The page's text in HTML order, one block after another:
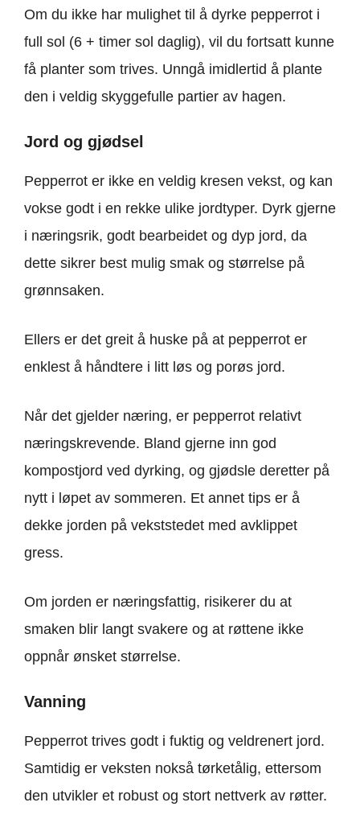
Om du ikke har mulighet til å dyrke pepperrot i
full sol (6 + timer sol daglig), vil du fortsatt kunne
få planter som trives. Unngå imidlertid å plante
den i veldig skyggefulle partier av hagen.
Jord og gjødsel
Pepperrot er ikke en veldig kresen vekst, og kan
vokse godt i en rekke ulike jordtyper. Dyrk gjerne
i næringsrik, godt bearbeidet og dyp jord, da
dette sikrer best mulig smak og størrelse på
grønnsaken.
Ellers er det greit å huske på at pepperrot er
enklest å håndtere i litt løs og porøs jord.
Når det gjelder næring, er pepperrot relativt
næringskrevende. Bland gjerne inn god
kompostjord ved dyrking, og gjødsle deretter på
nytt i løpet av sommeren. Et annet tips er å
dekke jorden på vekststedet med avklippet
gress.
Om jorden er næringsfattig, risikerer du at
smaken blir langt svakere og at røttene ikke
oppnår ønsket størrelse.
Vanning
Pepperrot trives godt i fuktig og veldrenert jord.
Samtidig er veksten nokså tørketålig, ettersom
den utvikler et robust og stort nettverk av røtter.